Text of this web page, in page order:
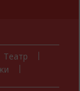
Театр